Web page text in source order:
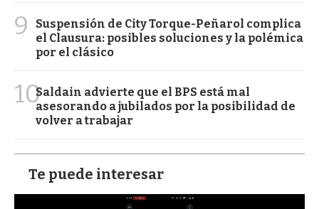
9
Suspensión de City Torque-Peñarol complica
el Clausura: posibles soluciones y la polémica
por el clásico
10Saldain advierte que el BPS está mal
asesorando a jubilados por la posibilidad de
volver a trabajar
Te puede interesar